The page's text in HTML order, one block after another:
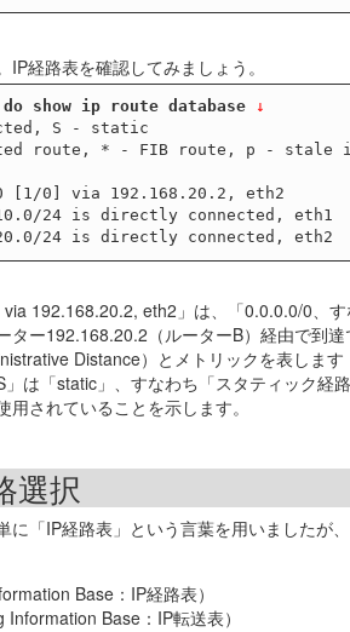
経路表を確認してみましょう。
do show ip route database ↓
S - static
0] via 192.168.20.2, eth2
24 is directly connected, eth1
192.168.20.2, eth2」は、「0.0.0.0/0、
ター192.168.20.2（ルーターB）経由で到
Distance）とメトリックを表しま
は「static」、すなわち「スタティック
されていることを示します。
選択
に「IP経路表」という言葉を用いました
Base：IP経路表）
Base：IP転送表）